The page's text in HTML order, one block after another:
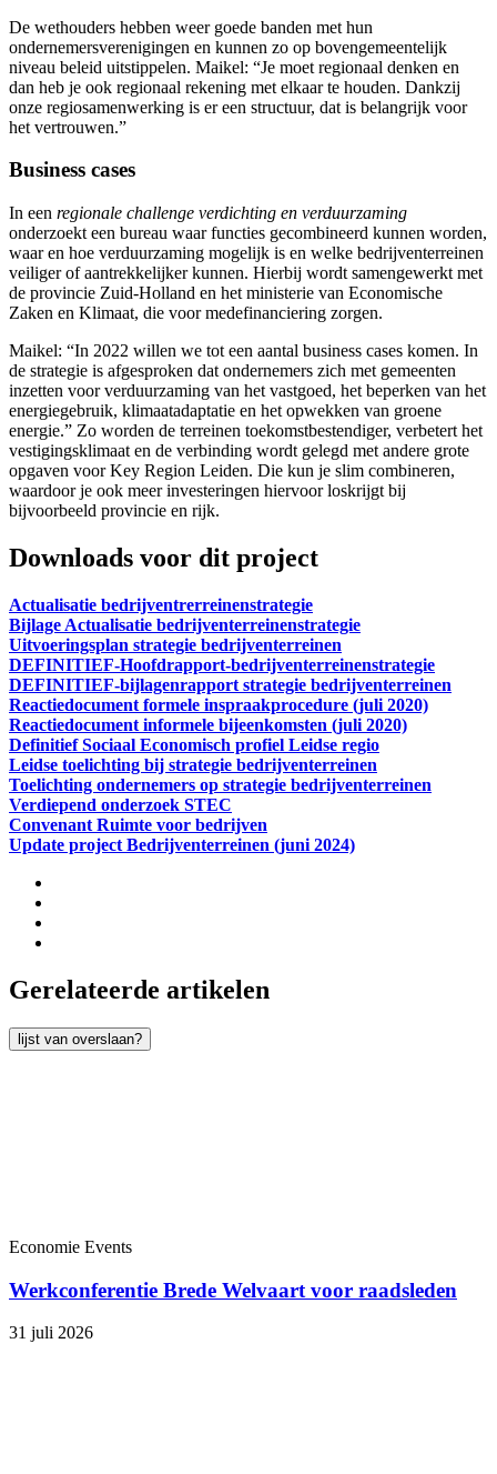
De wethouders hebben weer goede banden met hun
ondernemersverenigingen en kunnen zo op bovengemeentelijk
niveau beleid uitstippelen. Maikel: “Je moet regionaal denken en
dan heb je ook regionaal rekening met elkaar te houden. Dankzij
onze regiosamenwerking is er een structuur, dat is belangrijk voor
het vertrouwen.”
Business cases
In een regionale challenge verdichting en verduurzaming
onderzoekt een bureau waar functies gecombineerd kunnen worden,
waar en hoe verduurzaming mogelijk is en welke bedrijventerreinen
veiliger of aantrekkelijker kunnen. Hierbij wordt samengewerkt met
de provincie Zuid-Holland en het ministerie van Economische
Zaken en Klimaat, die voor medefinanciering zorgen.
Maikel: “In 2022 willen we tot een aantal business cases komen. In
de strategie is afgesproken dat ondernemers zich met gemeenten
inzetten voor verduurzaming van het vastgoed, het beperken van het
energiegebruik, klimaatadaptatie en het opwekken van groene
energie.” Zo worden de terreinen toekomstbestendiger, verbetert het
vestigingsklimaat en de verbinding wordt gelegd met andere grote
opgaven voor Key Region Leiden. Die kun je slim combineren,
waardoor je ook meer investeringen hiervoor loskrijgt bij
bijvoorbeeld provincie en rijk.
Downloads voor dit project
Actualisatie bedrijventrerreinenstrategie
Bijlage Actualisatie bedrijventerreinenstrategie
Uitvoeringsplan strategie bedrijventerreinen
DEFINITIEF-Hoofdrapport-bedrijventerreinenstrategie
DEFINITIEF-bijlagenrapport strategie bedrijventerreinen
Reactiedocument formele inspraakprocedure (juli 2020)
Reactiedocument informele bijeenkomsten (juli 2020)
Definitief Sociaal Economisch profiel Leidse regio
Leidse toelichting bij strategie bedrijventerreinen
Toelichting ondernemers op strategie bedrijventerreinen
Verdiepend onderzoek STEC
Convenant Ruimte voor bedrijven
Update project Bedrijventerreinen (juni 2024)
Gerelateerde artikelen
lijst van overslaan?
Economie Events
Werkconferentie Brede Welvaart voor raadsleden
31 juli 2026